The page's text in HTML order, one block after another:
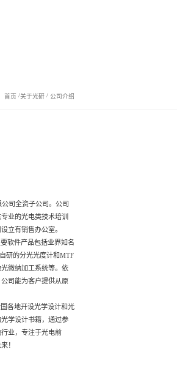
首页 /关于光研 / 公司介绍
司全资子公司。公司
业的光电类技术培训
立有销售办公室。
软件产品包括业界知名
研的分光光度计和MTF
微纳加工系统等。依
司能为客户提供从原
各地开设光学设计和光
学设计书籍，通过参
业，专注于光电前
！